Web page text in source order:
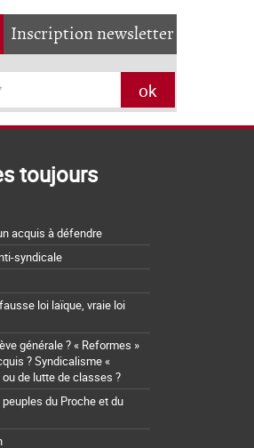
Inscription newsletter
toujours
acquis à défendre
syndicale
loi laïque, vraie loi
générale ? « Reformes »
? Syndicalisme «
de lutte de classes ?
du Proche et du